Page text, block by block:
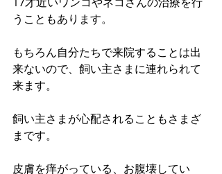
うこともあります。
もちろん自分たちで来院することは出
来ないので、飼い主さまに連れられて
来ます。
飼い主さまが心配されることもさまざ
まです。
皮膚を痒がっている、お腹壊してい